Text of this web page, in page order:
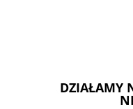
DZIAŁAMY